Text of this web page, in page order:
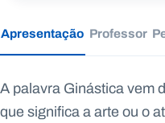
Apresentação Professor
Apresentação
A palavra Ginástica vem
que significa a arte ou o